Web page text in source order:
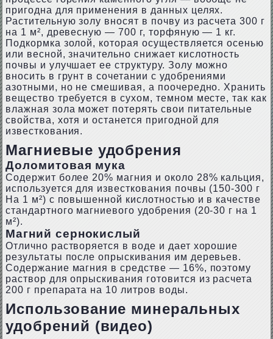
пригодна для применения в данных целях.
Растительную золу вносят в почву из расчета 300 г
на 1 м², древесную — 700 г, торфяную — 1 кг.
Подкормка золой, которая осуществляется осенью
или весной, значительно снижает кислотность
почвы и улучшает ее структуру. Золу можно
вносить в грунт в сочетании с удобрениями
азотными, но не смешивая, а поочередно. Хранить
вещество требуется в сухом, темном месте, так как
влажная зола может потерять свои питательные
свойства, хотя и останется пригодной для
известкования.
Магниевые удобрения
Доломитовая мука
Содержит более 20% магния и около 28% кальция,
используется для известкования почвы (150-300 г
На 1 м²) с повышенной кислотностью и в качестве
стандартного магниевого удобрения (20-30 г на 1
м²).
Магний сернокислый
Отлично растворяется в воде и дает хорошие
результаты после опрыскивания им деревьев.
Содержание магния в средстве — 16%, поэтому
раствор для опрыскивания готовится из расчета
200 г препарата на 10 литров воды.
Использование минеральных
удобрений (видео)